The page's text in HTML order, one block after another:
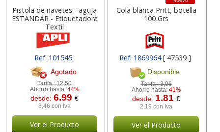
Pistola de navetes - aguja
ESTANDAR - Etiquetadora
Textil
Ref: 101545
Agotado
Tarifa :12,50
Ahorro hasta: 44%
desde:6.99€
8,46 con Iva
Ver el Producto
Cola blanca Pritt, botella
100 Grs
Ref: 1869964[ 47539 ]
Disponible
Tarifa :3,06
Ahorro hasta: 41%
desde: 1.81€
2,19 con Iva
Ver el Producto